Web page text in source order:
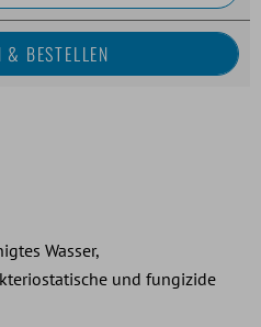
Wasser,
und fungizide